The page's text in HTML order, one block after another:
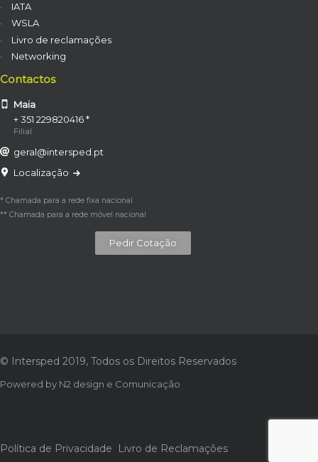
IATA
WSLA
Livro de reclamações
Networking
Contactos
Maia
+ 351 229820416 *
Filial
geral@intersped.pt
Localização
* Chamada para a rede fixa nacional
** Chamada para a rede móvel nacional
Pedir Cotação
© Intersped 2019, Todos os Direitos Reservados
Powered by N2 design e Comunicação
Política de Privacidade Livro de Reclamações